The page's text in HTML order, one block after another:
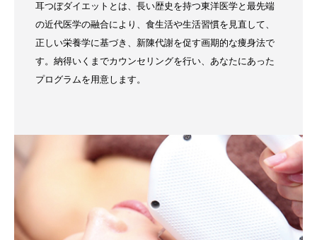
耳つぼダイエットとは、長い歴史を持つ東洋医学と最先端
の近代医学の融合により、食生活や生活習慣を見直して、
正しい栄養学に基づき、新陳代謝を促す画期的な痩身法で
す。納得いくまでカウンセリングを行い、あなたにあった
プログラムを用意します。